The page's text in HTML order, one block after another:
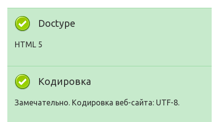
Doctype
HTML 5
Кодировка
Замечательно. Кодировка веб-сайта: UTF-8.